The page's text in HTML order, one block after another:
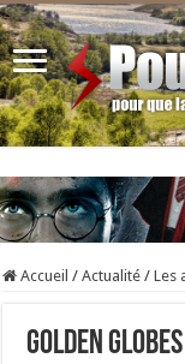
Accueil / Actualité / Les
Golden